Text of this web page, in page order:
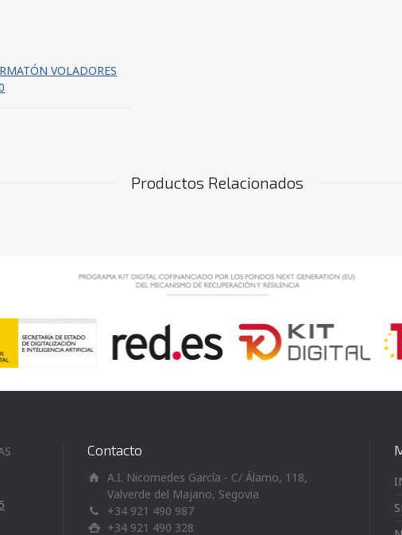
VOLADORES
Productos Relacionados
Contacto
A.I. Nicomedes García - C/ Álamo, 118,
Valverde del Majano, Segovia
+34 921 490 987
+34 921 490 328